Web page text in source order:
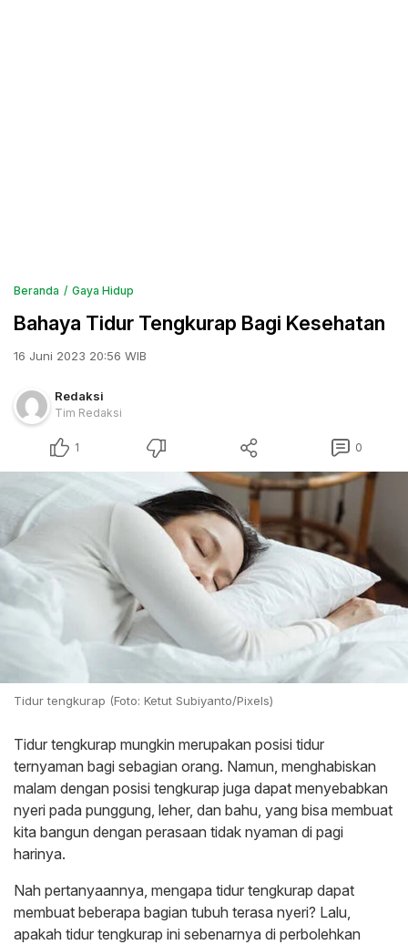
Beranda Gaya Hidup
Bahaya Tidur Tengkurap Bagi Kesehatan
16 Juni 2023 20:56 WIB
Redaksi
Tim Redaksi
1 0
Tidur tengkurap (Foto: Ketut Subiyanto/Pixels)
Tidur tengkurap mungkin merupakan posisi tidur
ternyaman bagi sebagian orang. Namun, menghabiskan
malam dengan posisi tengkurap juga dapat menyebabkan
nyeri pada punggung, leher, dan bahu, yang bisa membuat
kita bangun dengan perasaan tidak nyaman di pagi
harinya.
Nah pertanyaannya, mengapa tidur tengkurap dapat
membuat beberapa bagian tubuh terasa nyeri? Lalu,
apakah tidur tengkurap ini sebenarnya di perbolehkan